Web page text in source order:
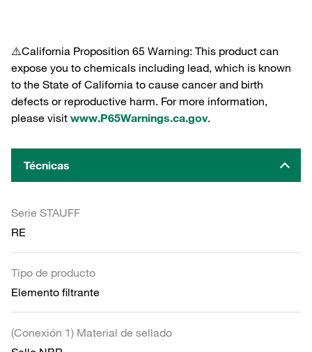
⚠️California Proposition 65 Warning: This product can
expose you to chemicals including lead, which is known
to the State of California to cause cancer and birth
defects or reproductive harm. For more information,
please visit www.P65Warnings.ca.gov.
Técnicas
Serie STAUFF
RE
Tipo de producto
Elemento filtrante
(Conexión 1) Material de sellado